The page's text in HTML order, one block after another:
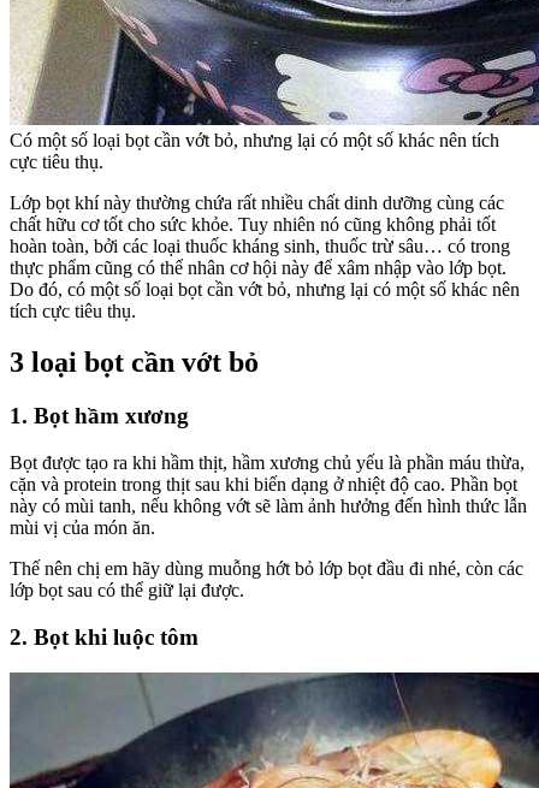
Có một số loại bọt cần vớt bỏ, nhưng lại có một số khác nên tích
cực tiêu thụ.
Lớp bọt khí này thường chứa rất nhiều chất dinh dưỡng cùng các
chất hữu cơ tốt cho sức khỏe. Tuy nhiên nó cũng không phải tốt
hoàn toàn, bởi các loại thuốc kháng sinh, thuốc trừ sâu… có trong
thực phẩm cũng có thể nhân cơ hội này để xâm nhập vào lớp bọt.
Do đó, có một số loại bọt cần vớt bỏ, nhưng lại có một số khác nên
tích cực tiêu thụ.
3 loại bọt cần vớt bỏ
1. Bọt hầm xương
Bọt được tạo ra khi hầm thịt, hầm xương chủ yếu là phần máu thừa,
cặn và protein trong thịt sau khi biến dạng ở nhiệt độ cao. Phần bọt
này có mùi tanh, nếu không vớt sẽ làm ảnh hưởng đến hình thức lẫn
mùi vị của món ăn.
Thế nên chị em hãy dùng muỗng hớt bỏ lớp bọt đầu đi nhé, còn các
lớp bọt sau có thể giữ lại được.
2. Bọt khi luộc tôm